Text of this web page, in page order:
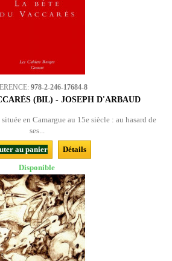
978-2-246-17684-8
(BIL) - JOSEPH D'ARBAUD
en Camargue au 15e siècle : au hasard de
ses...
au panier
Détails
Disponible